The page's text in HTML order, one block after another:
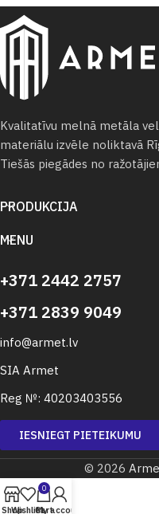
Kvalitatīvu melnā metāla
materiālu izvēle noliktavā
Tiešās piegādes no
PRODUKCIJA
MENU
+371 2442 2757
+371 2839 9049
info@armet.lv
SIA Armet
Reg №: 40203403556
IESNIEGT PIETEIKUMU
© 2026
ShopWishlist
0
Cart
My account